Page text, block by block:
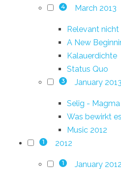
4 March 2013
Relevant
A New
Kalauerdichte
Status Quo
3 January 2013
Selig - Magma
Was bewirkt
Music 2012
1 2012
1 January 2012